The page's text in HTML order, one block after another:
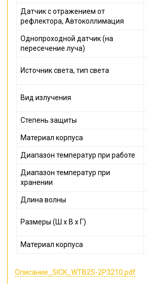
Датчик с отражением от
рефлектора, Автоколлимация
Однопроходной датчик (на
пересечение луча)
Источник света, тип света
Вид излучения
Степень защиты
Материал корпуса
Диапазон температур при работе
Диапазон температур при
хранении
Длина волны
Размеры (Ш x В x Г)
Материал корпуса
Описание_SICK_WTB2S-2P3210.pdf